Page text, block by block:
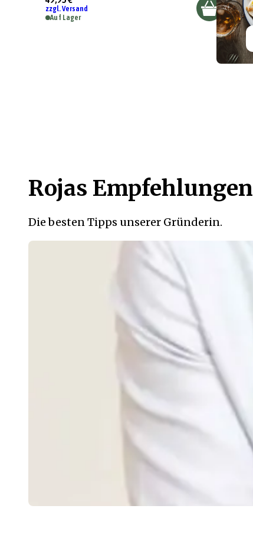
zzgl. Versand
Auf Lager
Rojas Empfehlungen
Die besten Tipps unserer Gründerin.